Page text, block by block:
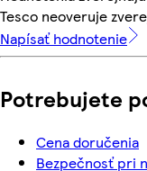
Tesco neoveruje
Napísať hodnotenie
Potrebujete
Cena doručenia
Bezpečnosť pri